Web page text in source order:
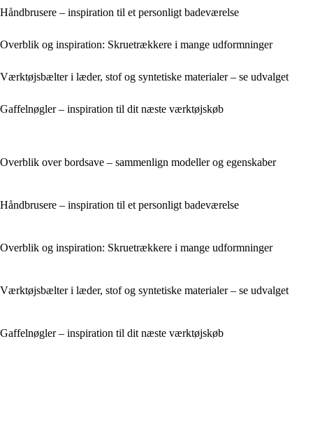
Håndbrusere – inspiration til et personligt badeværelse
Overblik og inspiration: Skruetrækkere i mange udformninger
Værktøjsbælter i læder, stof og syntetiske materialer – se udvalget
Gaffelnøgler – inspiration til dit næste værktøjskøb
Overblik over bordsave – sammenlign modeller og egenskaber
Håndbrusere – inspiration til et personligt badeværelse
Overblik og inspiration: Skruetrækkere i mange udformninger
Værktøjsbælter i læder, stof og syntetiske materialer – se udvalget
Gaffelnøgler – inspiration til dit næste værktøjskøb